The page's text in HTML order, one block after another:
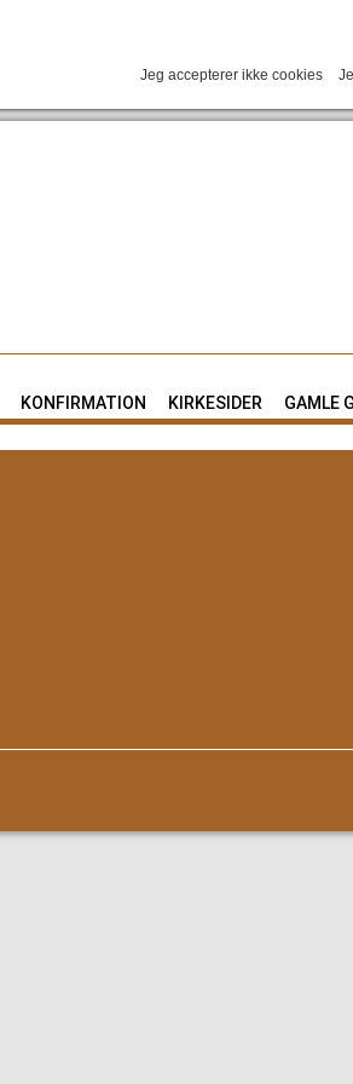
KONFIRMATION KIRKESIDER GAMLE
Jeg accepterer ikke cookies